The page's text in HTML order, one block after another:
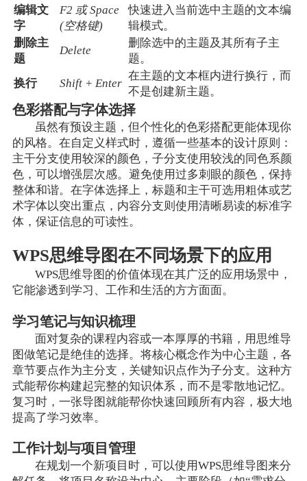
编辑文
字
F2 或 Space
(空格键)
快速进入当前选中主题的文本编
辑模式。
删除主
题
Delete
删除选中的主题及其所有子主
题。
换行
Shift + Enter
在主题的文本框内进行换行，而
不是创建新主题。
色彩搭配与字体选择
虽然有预设主题，但个性化的色彩搭配更能体现你
的风格。在自定义样式时，遵循一些基本的设计原则：
主干分支使用较深的颜色，子分支使用较浅的同色系颜
色，可以增强层次感。避免使用过多刺眼的颜色，保持
整体和谐。在字体选择上，标题和主干可选用粗体或艺
术字体以突出重点，内容分支则使用清晰易读的标准字
体，保证信息的可读性。
WPS思维导图在不同场景下的应用
WPS思维导图的价值体现在其广泛的应用场景中，
它能渗透到学习、工作和生活的方方面面。
学习笔记与知识梳理
面对复杂的课程内容或一本厚厚的书籍，用思维导
图做笔记是绝佳的选择。将核心概念作为中心主题，各
章节要点作为主分支，关键知识点作为子分支。这种方
式能帮你构建起完整的知识体系，而不是零散地记忆。
复习时，一张导图就能帮你快速回顾所有内容，极大地
提高了学习效率。
工作计划与项目管理
在规划一个新项目时，可以使用WPS思维导图来分